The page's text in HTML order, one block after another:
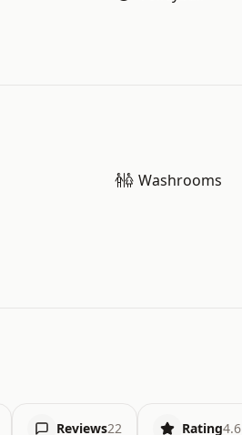
Washrooms
Reviews22 Rating4.6